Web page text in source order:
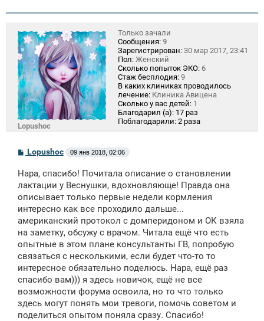
Lopushoc
Только зачали
Сообщения: 9
Зарегистрирован: 30 мар 2017, 23:41
Пол: Женский
Сколько попыток ЭКО: 6
Стаж бесплодия: 9
В каких клиниках проводилось
лечение: Клиника Авицена
Сколько у вас детей: 1
Благодарил (а): 17 раз
Поблагодарили: 2 раза
С
о
б
щ
н
и
Lopushoc 09 янв 2018, 02:06
Нара, спасибо! Почитала описание о становлении
лактации у Веснушки, вдохновляюще! Правда она
описывает только первые недели кормления
интересно как все проходило дальше...
американский протокол с домперидоном и ОК взяла
на заметку, обсужу с врачом. Читала ещё что есть
опытные в этом плане консультанты ГВ, попробую
связаться с несколькими, если будет что-то то
интересное обязательно поделюсь. Нара, ещё раз
спасибо вам))) я здесь новичок, ещё не все
возможности форума освоила, но то что только
здесь могут понять мои тревоги, помочь советом и
поделиться опытом поняла сразу. Спасибо!